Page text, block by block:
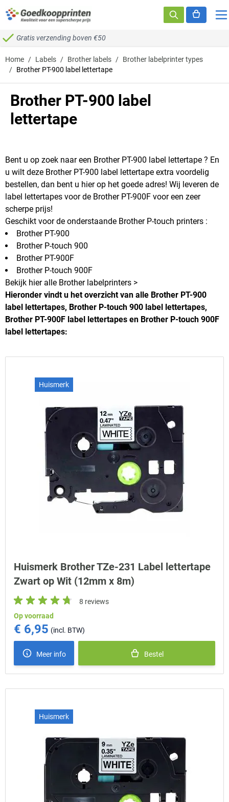
Ga naar de inhoud
Gratis verzending boven €50
Home / Labels / Brother labels / Brother labelprinter types
/ Brother PT-900 label lettertape
Brother PT-900 label
lettertape
Bent u op zoek naar een Brother PT-900 label lettertape ? En
u wilt deze Brother PT-900 label lettertape extra voordelig
bestellen, dan bent u hier op het goede adres! Wij leveren de
label lettertapes voor de Brother PT-900F voor een zeer
scherpe prijs!
Geschikt voor de onderstaande Brother P-touch printers :
Brother PT-900
Brother P-touch 900
Brother PT-900F
Brother P-touch 900F
Bekijk hier alle Brother labelprinters >
Hieronder vindt u het overzicht van alle Brother PT-900
label lettertapes, Brother P-touch 900 label lettertapes,
Brother PT-900F label lettertapes en Brother P-touch 900F
label lettertapes:
Huismerk
Huismerk Brother TZe-231 Label lettertape
Zwart op Wit (12mm x 8m)
8 reviews
Op voorraad
€ 6,95
Meer info Bestel
Huismerk